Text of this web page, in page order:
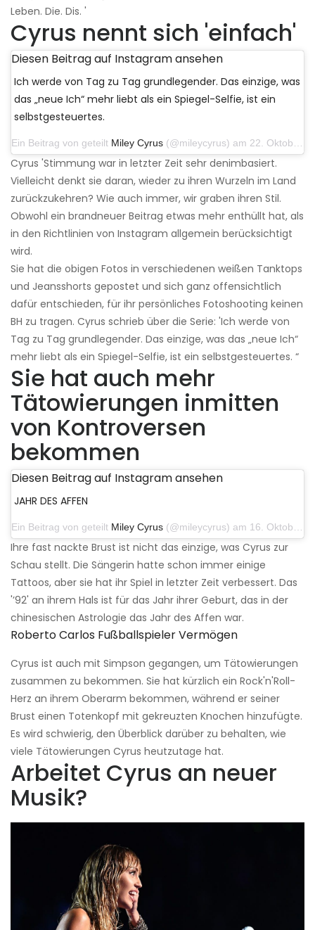
Leben. Die. Dis. '
Cyrus nennt sich 'einfach'
Diesen Beitrag auf Instagram ansehen
Ich werde von Tag zu Tag grundlegender. Das einzige, was
das „neue Ich“ mehr liebt als ein Spiegel-Selfie, ist ein
selbstgesteuertes.
Ein Beitrag von geteilt Miley Cyrus (@mileycyrus) am 22. Oktober 2019 um 11:39 Uhr PDT
Cyrus 'Stimmung war in letzter Zeit sehr denimbasiert.
Vielleicht denkt sie daran, wieder zu ihren Wurzeln im Land
zurückzukehren? Wie auch immer, wir graben ihren Stil.
Obwohl ein brandneuer Beitrag etwas mehr enthüllt hat, als
in den Richtlinien von Instagram allgemein berücksichtigt
wird.
Sie hat die obigen Fotos in verschiedenen weißen Tanktops
und Jeansshorts gepostet und sich ganz offensichtlich
dafür entschieden, für ihr persönliches Fotoshooting keinen
BH zu tragen. Cyrus schrieb über die Serie: 'Ich werde von
Tag zu Tag grundlegender. Das einzige, was das „neue Ich“
mehr liebt als ein Spiegel-Selfie, ist ein selbstgesteuertes. “
Sie hat auch mehr
Tätowierungen inmitten
von Kontroversen
bekommen
Diesen Beitrag auf Instagram ansehen
JAHR DES AFFEN
Ein Beitrag von geteilt Miley Cyrus (@mileycyrus) am 16. Oktober 2019 um 19:04 Uhr PDT
Ihre fast nackte Brust ist nicht das einzige, was Cyrus zur
Schau stellt. Die Sängerin hatte schon immer einige
Tattoos, aber sie hat ihr Spiel in letzter Zeit verbessert. Das
'’92' an ihrem Hals ist für das Jahr ihrer Geburt, das in der
chinesischen Astrologie das Jahr des Affen war.
Roberto Carlos Fußballspieler Vermögen
Cyrus ist auch mit Simpson gegangen, um Tätowierungen
zusammen zu bekommen. Sie hat kürzlich ein Rock'n'Roll-
Herz an ihrem Oberarm bekommen, während er seiner
Brust einen Totenkopf mit gekreuzten Knochen hinzufügte.
Es wird schwierig, den Überblick darüber zu behalten, wie
viele Tätowierungen Cyrus heutzutage hat.
Arbeitet Cyrus an neuer
Musik?